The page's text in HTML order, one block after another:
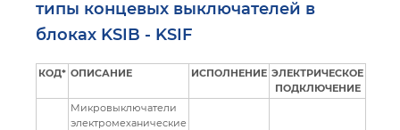
типы концевых выключателей в
блоках KSIB - KSIF
КОД* ОПИСАНИЕ ИСПОЛНЕНИЕ ЭЛЕКТРИЧЕСКОЕ
ПОДКЛЮЧЕНИЕ
Микровыключатели
электромеханические